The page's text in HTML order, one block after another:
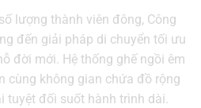
lượng thành viên đông, Công
đến giải pháp di chuyển tối ưu
đời mới. Hệ thống ghế ngồi êm
cùng không gian chứa đồ rộng
tuyệt đối suốt hành trình dài.